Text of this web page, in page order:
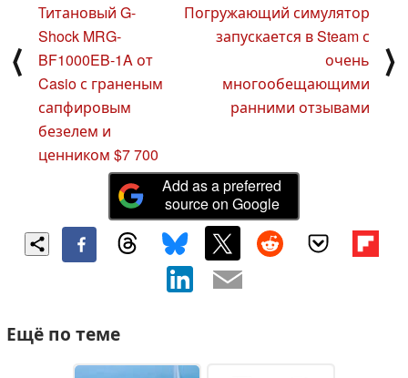
⟨
Титановый G-
Shock MRG-
BF1000EB-1A от
Casio с граненым
сапфировым
безелем и
ценником $7 700
Погружающий симулятор
запускается в Steam с
очень
многообещающими
ранними отзывами
⟩
Add as a preferred
source on Google
Ещё по теме